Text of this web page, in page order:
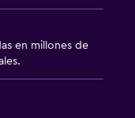
en millones de